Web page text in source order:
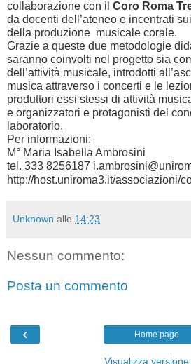
collaborazione con il Coro Roma
da docenti dell’ateneo e incentrati
della produzione musicale corale.
Grazie a queste due metodologie
saranno coinvolti nel progetto sia
dell’attività musicale, introdotti
musica attraverso i concerti e le
produttori essi stessi di attività
e organizzatori e protagonisti del
laboratorio.
Per informazioni:
M° Maria Isabella Ambrosini
tel. 333 8256187
http://host.uniroma3.it/associazioni/
Unknown alle 14:23
Nessun commento:
Posta un commento
‹ Home page
Visualizza versione